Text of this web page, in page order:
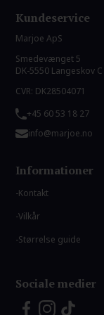
Kundeservice
Marjoe ApS
Smedevænget 5
DK-5550 Langeskov C
CVR: DK28504071
+45 60 53 18 27
info@marjoe.no
Informationer
Kontakt
Vilkår
Størrelse guide
Sociale medier